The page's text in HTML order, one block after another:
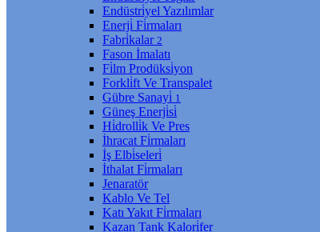
Endüstri̇yel Yazılımlar
Enerji̇ Fi̇rmaları
Fabri̇kalar 2
Fason İmalatı
Fi̇lm Prodüksi̇yon
Forkli̇ft Ve Transpalet
Gübre Sanayi̇ 1
Güneş Enerji̇si̇
Hi̇drolli̇k Ve Pres
İhracat Fi̇rmaları
İş Elbi̇seleri̇
İthalat Fi̇rmaları
Jenaratör
Kablo Ve Tel
Katı Yakıt Fi̇rmaları
Kazan Tank Kalori̇fer